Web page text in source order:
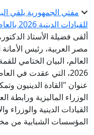
مفتي الجمهورية يلقي
الدينية 2026 بالعاصمة الماليزية كوالالمبور
فضيلة الأستاذ
العربية، رئيس الأمانة
البيان الختامي للقمة
2026، التي عقدت في
"القادة الدينيون
الماليزية ورابطة
الدينية والوزراء
الشبابية من